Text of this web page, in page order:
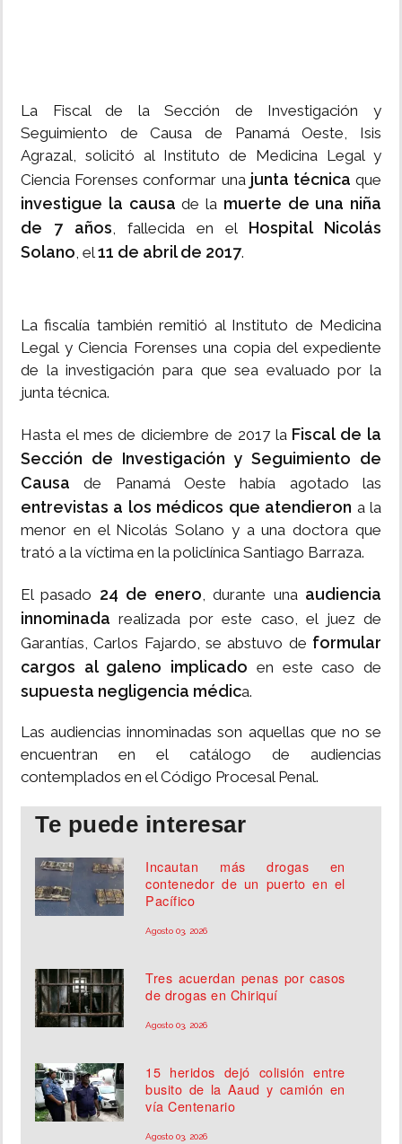
La Fiscal de la Sección de Investigación y
Seguimiento de Causa de Panamá Oeste, Isis
Agrazal, solicitó al Instituto de Medicina Legal y
Ciencia Forenses conformar una junta técnicaque
investigue la causade la muerte de una niña
de 7 años, fallecida en el Hospital Nicolás
Solano, el11 de abril de 2017.
La fiscalía también remitió al Instituto de Medicina
Legal y Ciencia Forenses una copia del expediente
de la investigación para que sea evaluado por la
junta técnica.
Hasta el mes de diciembre de 2017 la Fiscal de la
Sección de Investigación y Seguimiento de
Causa de Panamá Oeste había agotado las
entrevistas a los médicos que atendieron a la
menor en el Nicolás Solano y a una doctora que
trató a la víctima en la policlínica Santiago Barraza.
El pasado 24 de enero, durante una audiencia
innominadarealizada por este caso, el juez de
Garantías, Carlos Fajardo, se abstuvo de formular
cargos al galeno implicado en este caso de
supuesta negligencia médica.
Las audiencias innominadas son aquellas que no se
encuentran en el catálogo de audiencias
contemplados en el Código Procesal Penal.
Te puede interesar
Incautan más drogas en
contenedor de un puerto en el
Pacífico
Agosto 03, 2026
Tres acuerdan penas por casos
de drogas en Chiriquí
Agosto 03, 2026
15 heridos dejó colisión entre
busito de la Aaud y camión en
vía Centenario
Agosto 03, 2026